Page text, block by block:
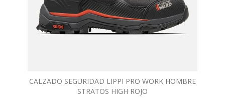
CALZADO SEGURIDAD LIPPI PRO WORK HOMBRE
STRATOS HIGH ROJO